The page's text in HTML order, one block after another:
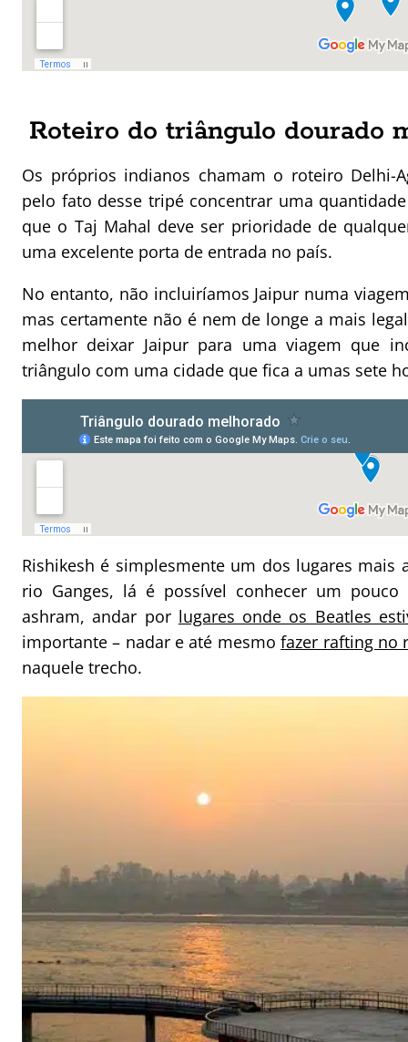
Roteiro do triângulo dourado
Os próprios indianos chamam o roteiro Delhi-
pelo fato desse tripé concentrar uma
que o Taj Mahal deve ser prioridade de
uma excelente porta de entrada no país.
No entanto, não incluiríamos Jaipur numa
mas certamente não é nem de longe a mais
melhor deixar Jaipur para uma viagem que
triângulo com uma cidade que fica a umas sete
Rishikesh é simplesmente um dos lugares mais
rio Ganges, lá é possível conhecer um
ashram, andar por lugares onde os Beatles
importante – nadar e até mesmofazer rafting no
naquele trecho.